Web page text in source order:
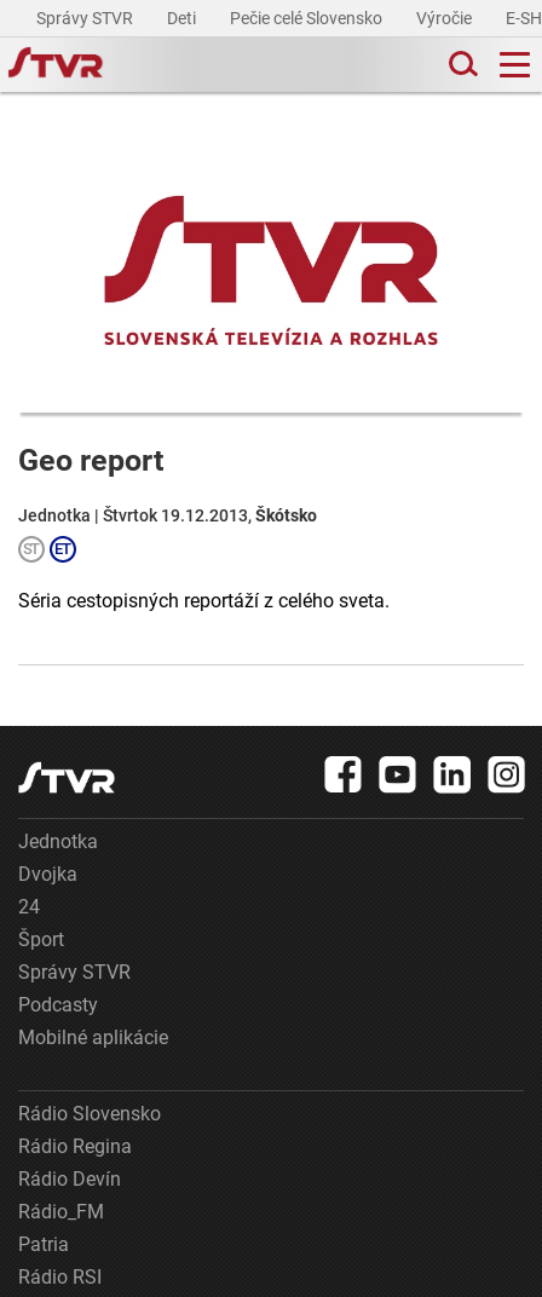
Správy STVR Deti Pečie celé Slovensko Výročie E-
Geo report
Jednotka | Štvrtok 19.12.2013,Škótsko
Séria cestopisných reportáží z celého sveta.
Jednotka
Dvojka
24
Šport
Správy STVR
Podcasty
Mobilné aplikácie
Rádio Slovensko
Rádio Regina
Rádio Devín
Rádio_FM
Patria
Rádio RSI